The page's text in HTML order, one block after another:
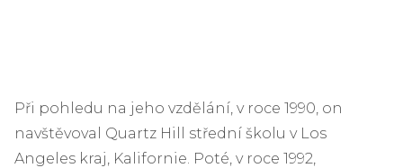
Při pohledu na jeho vzdělání, v roce 1990, on
navštěvoval Quartz Hill střední školu v Los
Angeles kraj, Kalifornie. Poté, v roce 1992,